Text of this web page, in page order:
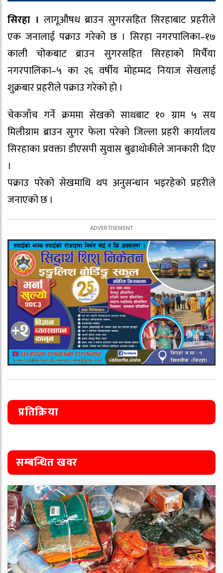
सिरहा । लागूऔषध ब्राउन सुगरसहित सिरहाबाट प्रहरीले
एक जनालाई पक्राउ गरेको छ । सिरहा नगरपालिका–१७
काली चोकबाट ब्राउन सुगरसहित सिरहाको मिर्चैया
नगरपालिका–५ का २६ वर्षीय मोहम्मद नियाज सेखलाई
शुक्रबार प्रहरीले पक्राउ गरेको हो ।
चेकजाँच गर्ने क्रममा सेखको साथबाट १० ग्राम ५ सय
मिलीग्राम ब्राउन सुगर फेला परेको जिल्ला प्रहरी कार्यालय
सिरहाका प्रवक्ता डीएसपी सुवास बुढाथोकीले जानकारी दिए
।
पक्राउ परेको सेखमाथि थप अनुसन्धान भइरहेको प्रहरीले
जनाएको छ ।
प्रतिक्रिया
सम्बन्धित खवर